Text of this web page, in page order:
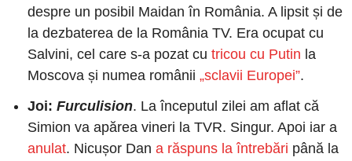
despre un posibil Maidan în România. A lipsit și de
la dezbaterea de la România TV. Era ocupat cu
Salvini, cel care s-a pozat cu tricou cu Putin la
Moscova și numea românii „sclavii Europei”.
Joi: Furculision. La începutul zilei am aflat că
Simion va apărea vineri la TVR. Singur. Apoi iar a
anulat. Nicușor Dan a răspuns la întrebări până la